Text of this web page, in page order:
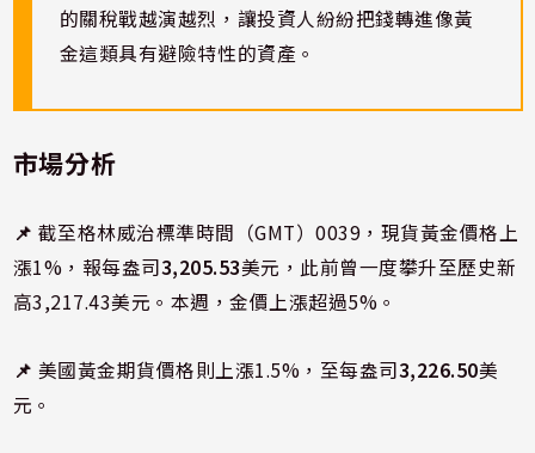
的關稅戰越演越烈，讓投資人紛紛把錢轉進像黃
金這類具有避險特性的資產。
市場分析
📌 截至格林威治標準時間（GMT）0039，現貨黃金價格上
漲1%，報每盎司3,205.53美元，此前曾一度攀升至歷史新
高3,217.43美元。本週，金價上漲超過5%。
📌 美國黃金期貨價格則上漲1.5%，至每盎司3,226.50美
元。